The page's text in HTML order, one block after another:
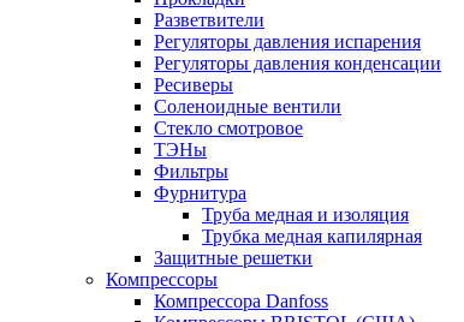
Разветвители
Регуляторы давления испарения
Регуляторы давления конденсации
Ресиверы
Соленоидные вентили
Стекло смотровое
ТЭНы
Фильтры
Фурнитура
Труба медная и изоляция
Трубка медная капилярная
Защитные решетки
Компрессоры
Компрессора Danfoss